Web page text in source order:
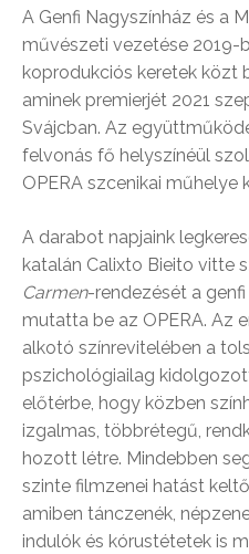
A Genfi Nagyszínház és a
művészeti vezetése
koprodukciós keretek közt
aminek premierjét 2021
Svájcban. Az
felvonás fő helyszínéül
OPERA szcenikai műhelye
A darabot napjaink
katalán Calixto Bieito vitte
Carmen-rendezését a
mutatta be az OPERA. Az
alkotó színrevitelében a
pszichológiailag
előtérbe, hogy közben
izgalmas, többrétegű,
hozott létre. Mindebben
szinte filmzenei hatást
amiben tánczenék,
indulók és kórustétetek is